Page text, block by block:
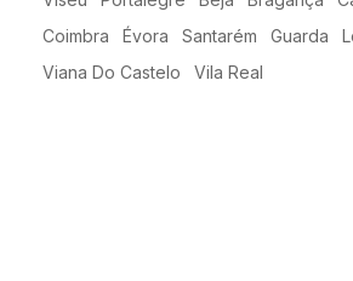
Coimbra
Évora Santarém Guarda
Viana Do Castelo
Vila Real